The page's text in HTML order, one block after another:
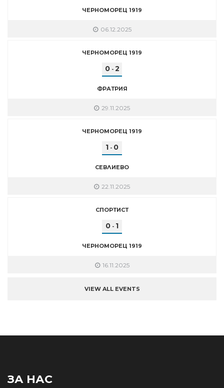
ЧЕРНОМОРЕЦ 1919
06.12.2025
ЧЕРНОМОРЕЦ 1919
0- 2
ФРАТРИЯ
29.11.2025
ЧЕРНОМОРЕЦ 1919
1 - 0
СЕВЛИЕВО
22.11.2025
СПОРТИСТ
0 - 1
ЧЕРНОМОРЕЦ 1919
16.11.2025
VIEW ALL EVENTS
ЗА НАС